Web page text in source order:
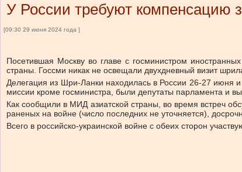
У России требуют компенсацию
[09:30 29 июня 2024 года ]
Посетившая Москву во главе с госминистром
страны. Госсми никак не освещали двухдневный визит
Делегация из Шри-Ланки находилась в России 26-27
миссии кроме госминистра, были депутаты парламента и
Как сообщили в МИД азиатской страны, во время встреч
раненых на войне (число последних не уточняется),
Всего в российско-украинской войне с обеих сторон